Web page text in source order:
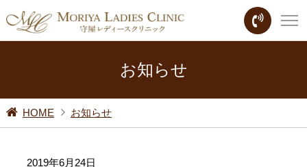
お知らせ
HOME お知らせ
2019年6月24日